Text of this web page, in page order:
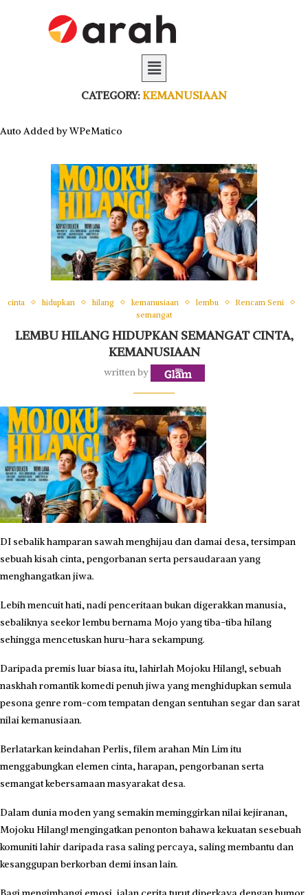
CATEGORY: KEMANUSIAAN
Auto Added by WPeMatico
cinta hidupkan hilang kemanusiaan lembu
Rencam Seni
semangat
LEMBU HILANG HIDUPKAN SEMANGAT CINTA,
KEMANUSIAAN
written by
DI sebalik hamparan sawah menghijau dan damai desa, tersimpan
sebuah kisah cinta, pengorbanan serta persaudaraan yang
menghangatkan jiwa.
Lebih mencuit hati, nadi penceritaan bukan digerakkan manusia,
sebaliknya seekor lembu bernama Mojo yang tiba-tiba hilang
sehingga mencetuskan huru-hara sekampung.
Daripada premis luar biasa itu, lahirlah Mojoku Hilang!, sebuah
naskhah romantik komedi penuh jiwa yang menghidupkan semula
pesona genre rom-com tempatan dengan sentuhan segar dan sarat
nilai kemanusiaan.
Berlatarkan keindahan Perlis, filem arahan Min Lim itu
menggabungkan elemen cinta, harapan, pengorbanan serta
semangat kebersamaan masyarakat desa.
Dalam dunia moden yang semakin meminggirkan nilai kejiranan,
Mojoku Hilang! mengingatkan penonton bahawa kekuatan sesebuah
komuniti lahir daripada rasa saling percaya, saling membantu dan
kesanggupan berkorban demi insan lain.